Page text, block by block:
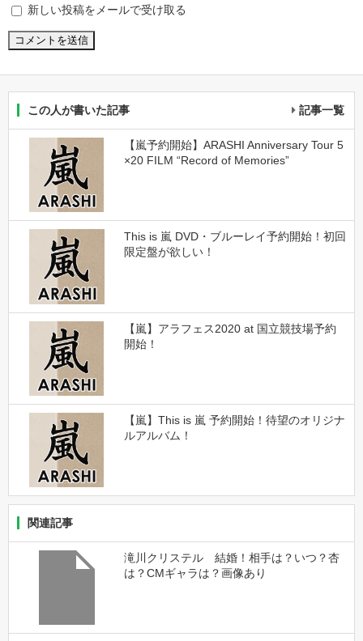
新しい投稿をメールで受け取る
この人が書いた記事 記事一覧
【嵐予約開始】ARASHI Anniversary Tour 5
×20 FILM “Record of Memories”
This is 嵐 DVD・ブルーレイ予約開始！初回
限定盤が欲しい！
【嵐】アラフェス2020 at 国立競技場予約
開始！
【嵐】This is 嵐 予約開始！待望のオリジナ
ルアルバム！
関連記事
滝川クリステル 結婚！相手は？いつ？杏
は？CMギャラは？画像あり